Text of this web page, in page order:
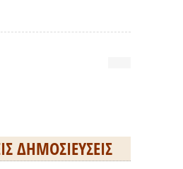
ΔΗΜΟΣΙΕΎΣΕΙΣ